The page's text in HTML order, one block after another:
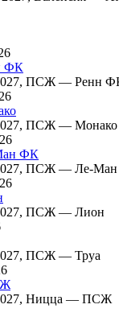
ФК
ПСЖ — Ренн
ПСЖ — Монако
ФК
ПСЖ — Ле-
ПСЖ — Лион
ПСЖ — Труа
Ницца — ПСЖ